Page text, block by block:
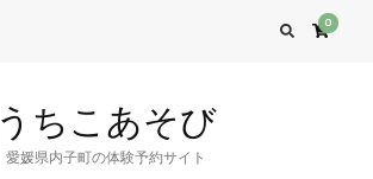
0
うちこあそび
愛媛県内子町の体験予約サイト